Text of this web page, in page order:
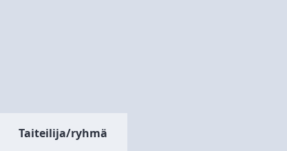
Taiteilija/ryhmä